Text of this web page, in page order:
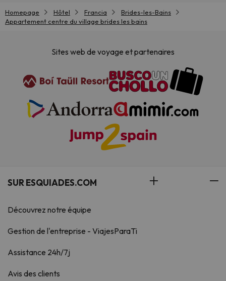
Homepage Hôtel Francia
Brides-les-Bains
Appartement centre du village brides les bains
Sites web de voyage et partenaires
SUR ESQUIADES.COM
Découvrez notre équipe
Gestion de l'entreprise - ViajesParaTi
Assistance 24h/7j
Avis des clients